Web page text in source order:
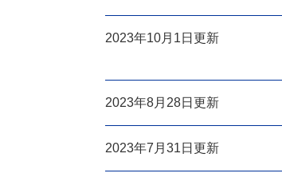
2023年10月1日更新
2023年8月28日更新
2023年7月31日更新